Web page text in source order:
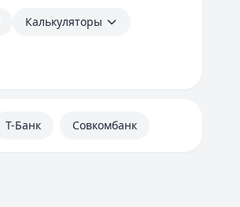
Калькуляторы
Т-Банк Совкомбанк